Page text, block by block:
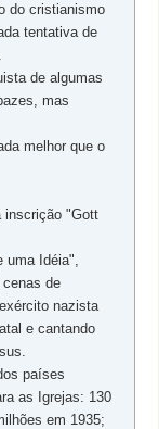
do cristianismo
tentativa de
de algumas
mas
melhor que o
inscrição "Gott
uma Idéia",
cenas de
nazista
e cantando
países
as Igrejas: 130
em 1935;